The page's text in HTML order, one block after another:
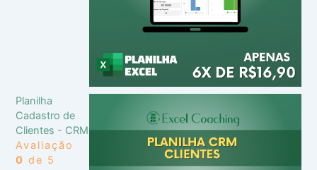
Planilha
Cadastro de
Clientes - CRM
Avaliação
0 de 5